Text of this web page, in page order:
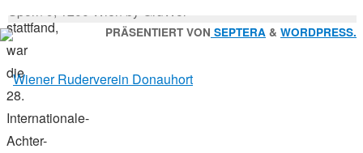
stattfand,
war
die
28.
Internationale-
Achter-
Sporn 9, 1200 Wien by GruWol
PRÄSENTIERT VON SEPTERA & WORDPRESS.
Zurück
nach
oben